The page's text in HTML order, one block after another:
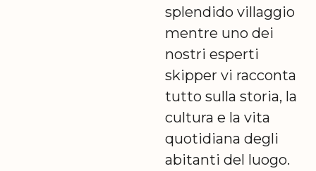
splendido villaggio
mentre uno dei
nostri esperti
skipper vi racconta
tutto sulla storia, la
cultura e la vita
quotidiana degli
abitanti del luogo.